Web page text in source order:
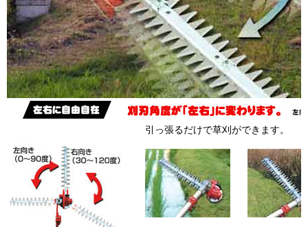
引っ張るだけで草刈ができます。